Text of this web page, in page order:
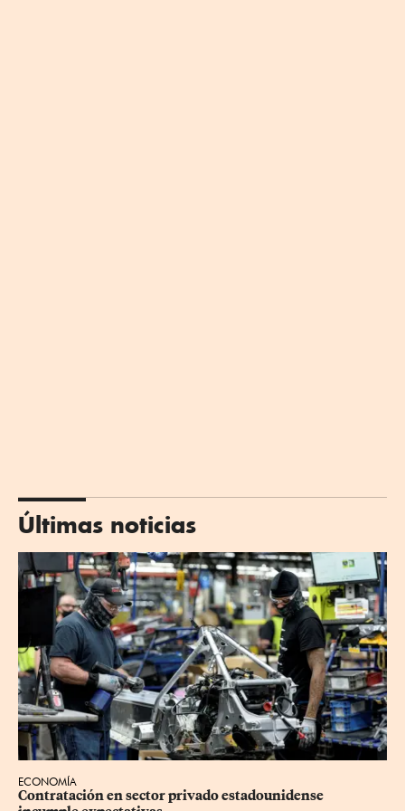
Últimas noticias
ECONOMÍA
Contratación en sector privado estadounidense